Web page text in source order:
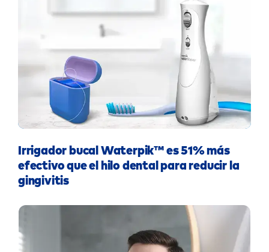
Irrigador bucal Waterpik™ es 51% más
efectivo que el hilo dental para reducir la
gingivitis